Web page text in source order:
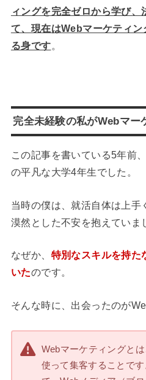
ィングを完全ゼロから学び
て、現在はWebマーケティ
る身です。
完全未経験の私がWebマー
この記事を書いている5年前
の平凡な大学4年生でした。
当時の僕は、就活自体は上手
漠然とした不安を抱えていま
なぜか、 特別なスキルを持た
いたのです。
そんな時に、出会ったのが
Webマーケティングと
使って集客することで